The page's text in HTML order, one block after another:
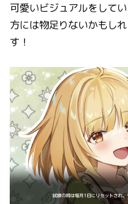
可愛いビジュアルをして
方には物足りないかもし
す！